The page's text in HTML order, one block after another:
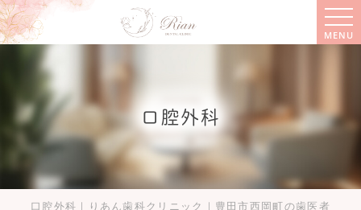
MENU
口腔外科
口腔外科｜りあん歯科クリニック｜豊田市西岡町の歯医者